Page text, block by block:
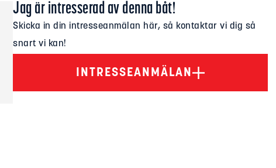
Jag är intresserad av denna båt!
Skicka in din intresseanmälan här, så kontaktar vi dig så
snart vi kan!
INTRESSEANMÄLAN